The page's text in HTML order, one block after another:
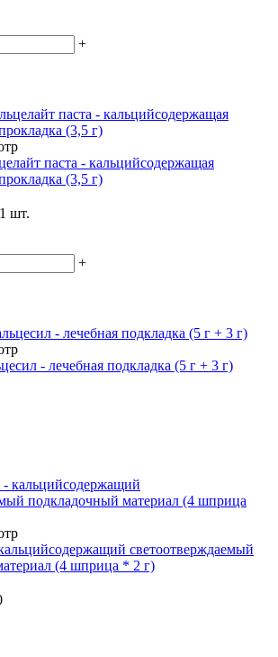
+
паста - кальцийсодержащая
(3,5 г)
шт.
+
- лечебная подкладка (5 г + 3 г)
светоотверждаемый
(4 шприца * 2 г)